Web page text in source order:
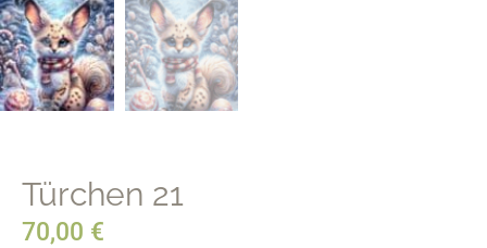
Türchen 21
70,00 €